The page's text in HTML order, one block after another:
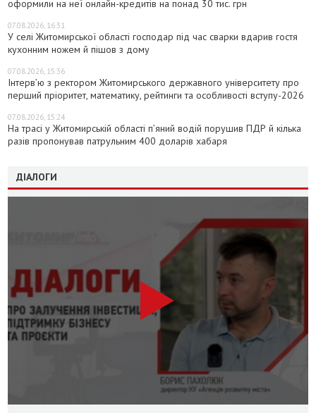
оформили на неї онлайн-кредитів на понад 30 тис. грн
07.08.2026, 16:31
У селі Житомирської області господар під час сварки вдарив гостя
кухонним ножем й пішов з дому
07.08.2026, 15:36
Інтерв’ю з ректором Житомирського державного університету про
перший пріоритет, математику, рейтинги та особливості вступу-2026
07.08.2026, 15:24
На трасі у Житомирській області п’яний водій порушив ПДР й кілька
разів пропонував патрульним 400 доларів хабаря
ДІАЛОГИ